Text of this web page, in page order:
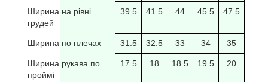
Ширина на рівні
грудей
39.5 41.5 44 45.5 47.5
Ширина по плечах 31.5 32.5 33 34 35
Ширина рукава по
проймі
17.5 18 18.5 19.5 20